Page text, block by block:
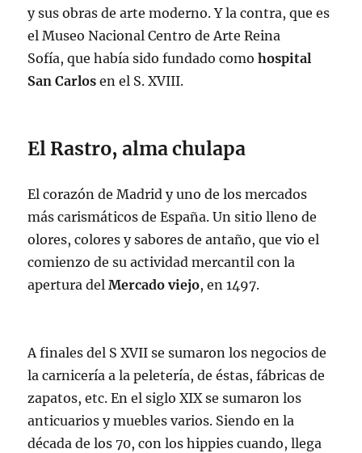
y sus obras de arte moderno. Y la contra, que es
el Museo Nacional Centro de Arte Reina
Sofía, que había sido fundado comohospital
San Carlosen el S. XVIII.
El Rastro, alma chulapa
El corazón de Madrid y uno de los mercados
más carismáticos de España. Un sitio lleno de
olores, colores y sabores de antaño, que vio el
comienzo de su actividad mercantil con la
apertura delMercado viejo, en 1497.
A finales del S XVII se sumaron los negocios de
la carnicería a la peletería, de éstas, fábricas de
zapatos, etc. En el siglo XIX se sumaron los
anticuarios y muebles varios. Siendo en la
década de los 70, con los hippies cuando, llega